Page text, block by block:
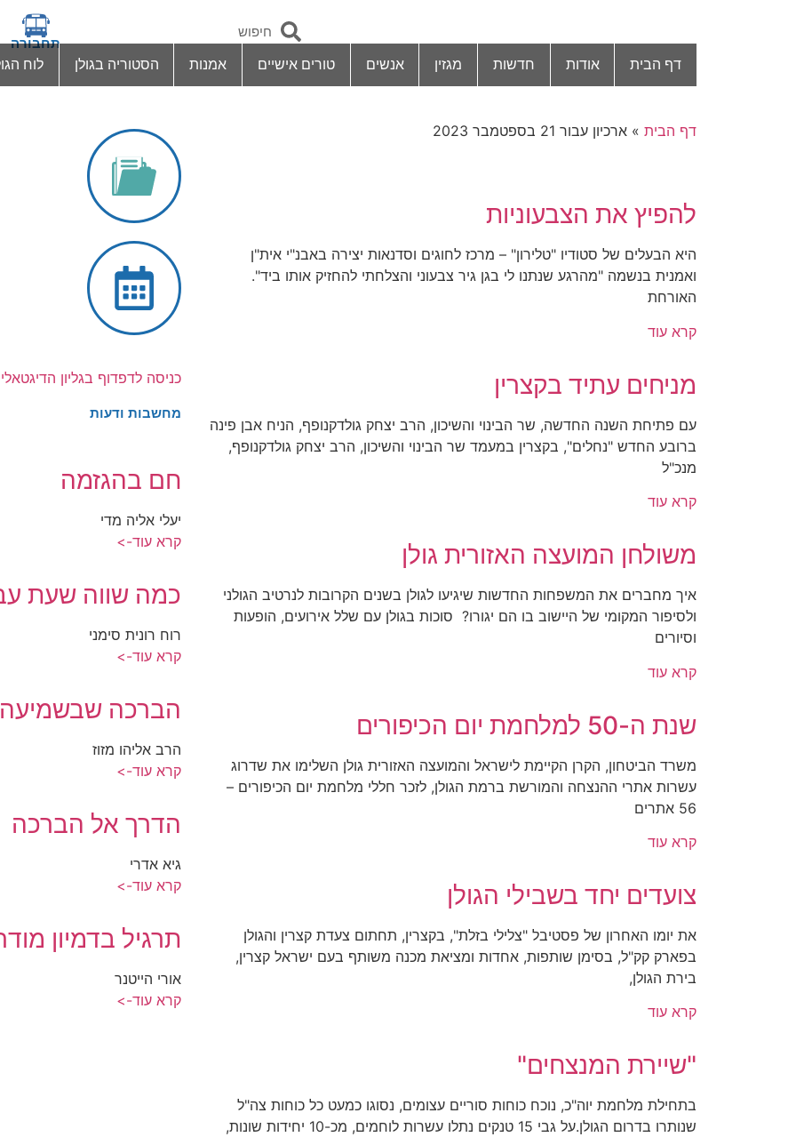
תחבורה
דף הבית
אודות חדשות מגזין אנשים טורים אישיים אמנות הסטוריה בגולן לוח
דף הבית » ארכיון עבור 21 בספטמבר 2023
להפיץ את הצבעוניות
היא הבעלים של סטודיו "טלירון" – מרכז לחוגים וסדנאות יצירה באבנ"י אית"ן
ואמנית בנשמה "מהרגע שנתנו לי בגן גיר צבעוני והצלחתי להחזיק אותו ביד".
האורחת
קרא עוד
מניחים עתיד בקצרין
עם פתיחת השנה החדשה, שר הבינוי והשיכון, הרב יצחק גולדקנופף, הניח אבן פינה
ברובע החדש "נחלים", בקצרין במעמד שר הבינוי והשיכון, הרב יצחק גולדקנופף,
מנכ"ל
קרא עוד
משולחן המועצה האזורית גולן
איך מחברים את המשפחות החדשות שיגיעו לגולן בשנים הקרובות לנרטיב הגולני
ולסיפור המקומי של היישוב בו הם יגורו? סוכות בגולן עם שלל אירועים, הופעות
וסיורים
קרא עוד
שנת ה-50 למלחמת יום הכיפורים
משרד הביטחון, הקרן הקיימת לישראל והמועצה האזורית גולן השלימו את שדרוג
עשרות אתרי ההנצחה והמורשת ברמת הגולן, לזכר חללי מלחמת יום הכיפורים –
56 אתרים
קרא עוד
צועדים יחד בשבילי הגולן
את יומו האחרון של פסטיבל "צלילי בזלת", בקצרין, תחתום צעדת קצרין והגולן
בפארק קק"ל, בסימן שותפות, אחדות ומציאת מכנה משותף בעם ישראל קצרין,
בירת הגולן,
קרא עוד
"שיירת המנצחים"
בתחילת מלחמת יוה"כ, נוכח כוחות סוריים עצומים, נסוגו כמעט כל כוחות צה"ל
שנותרו בדרום הגולן.על גבי 15 טנקים נתלו עשרות לוחמים, מכ-10 יחידות שונות,
כניסה לדפדוף בגליון הדיגטאלי
מחשבות ודעות
חם בהגזמה
יעלי אליה מדי
קרא עוד->
כמה שווה שעת
רוח רונית סימני
קרא עוד->
הברכה שבשמיעה
הרב אליהו מזוז
קרא עוד->
הדרך אל הברכה
גיא אדרי
קרא עוד->
תרגיל בדמיון
אורי הייטנר
קרא עוד->